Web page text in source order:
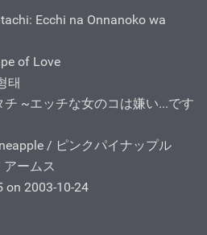
Ecchi na Onnanoko wa
of Love
태
~エッチな女のコは嫌い...です
/ ピンクパイナップル
ームス
on 2003-10-24